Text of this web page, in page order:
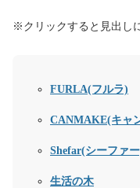
※クリックすると見出し
FURLA(フルラ)
CANMAKE(キャ
Shefar(シーファ
生活の木